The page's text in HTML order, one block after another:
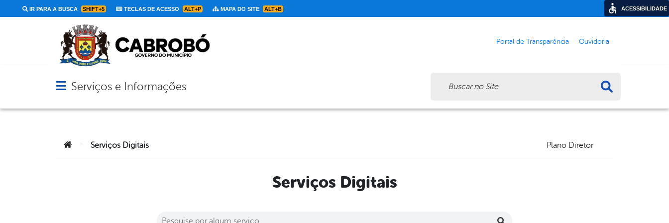
IR PARA A BUSCA SHIFT+5 TECLAS DE ACESSO ALT+P MAPA DO SITE ALT+B
Portal de Transparência Ouvidoria
Abrir menu principal de navegação
Serviços e Informações
Você está aqui:Serviços Digitais Plano Diretor
Serviços Digitais
ACESSIBILIDADE